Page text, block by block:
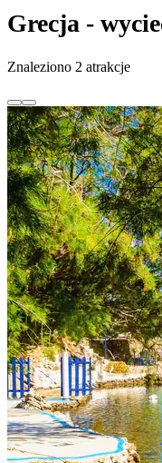
Grecja -
Znaleziono 2 atrakcje